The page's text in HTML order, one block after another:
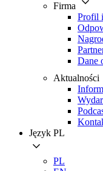
Firma
Profil
Dane
Aktualności
Język PL
PL